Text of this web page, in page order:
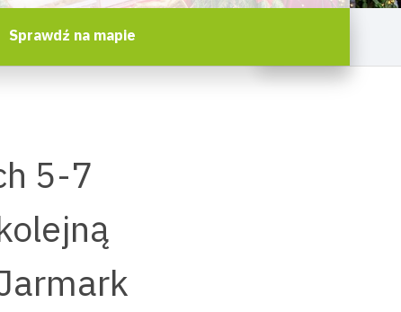
Sprawdź na mapie
5-7